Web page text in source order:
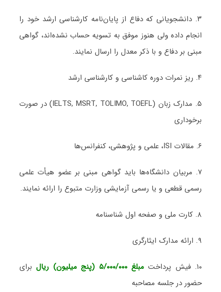
۳. دانشجویانی که دفاع از پایان‌نامه کارشناسی ارشد خود را
انجام داده ولی هنوز موفق به تسویه حساب نشده‌اند، گواهی
مبنی بر دفاع و با ذکر معدل را ارسال نمایند.
۴. ریز نمرات دوره کاشناسی و کارشناسی ارشد
۵. مدارک زبان (IELTS, MSRT, TOLIMO, TOEFL) در صورت
برخوداری
۶. مقالات ISI، علمی و پژوهشی، کنفرانس‌ها
۷. مربیان دانشگاه‌ها باید گواهی مبنی بر عضو هیأت علمی
رسمی قطعی و یا رسمی آزمایشی وزارت متبوع را ارائه نمایند.
۸. کارت ملی و صفحه اول شناسنامه
۹. ارائه مدارک ایثارگری
۱۰. فیش پرداخت مبلغ ۵/۰۰۰/۰۰۰ (پنج میلیون) ریال
برای
حضور در جلسه مصاحبه